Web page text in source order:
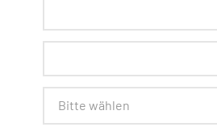
Bitte wählen